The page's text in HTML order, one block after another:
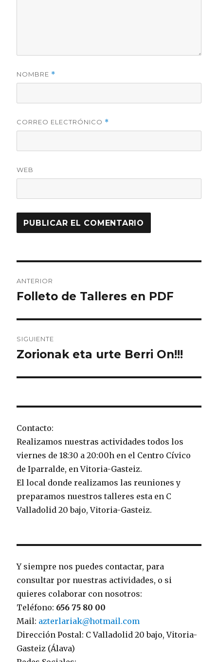
NOMBRE *
CORREO ELECTRÓNICO *
WEB
de
ANTERIOR
Entrada
Folleto de Talleres en PDF
SIGUIENTE
Entrada
Zorionak eta urte Berri On!!!
Contacto:
Realizamos nuestras actividades todos los
viernes de 18:30 a 20:00h en el Centro Cívico
de Iparralde, en Vitoria-Gasteiz.
El local donde realizamos las reuniones y
preparamos nuestros talleres esta en C
Valladolid 20 bajo, Vitoria-Gasteiz.
Y siempre nos puedes contactar, para
consultar por nuestras actividades, o si
quieres colaborar con nosotros:
Teléfono: 656 75 80 00
Mail: azterlariak@hotmail.com
Dirección Postal: C Valladolid 20 bajo, Vitoria-
Gasteiz (Álava)